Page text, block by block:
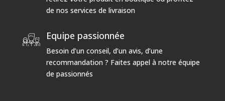
de nos services de livraison
Equipe passionnée
Besoin d’un conseil, d’un avis, d’une
recommandation ? Faites appel à notre équipe
de passionnés